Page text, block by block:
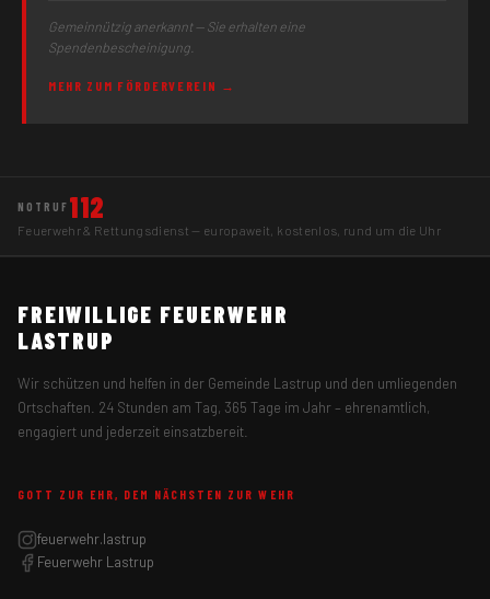
Gemeinnützig anerkannt — Sie erhalten eine
Spendenbescheinigung.
MEHR ZUM FÖRDERVEREIN →
NOTRUF 112
Feuerwehr & Rettungsdienst — europaweit, kostenlos, rund um die Uhr
FREIWILLIGE FEUERWEHR
LASTRUP
Wir schützen und helfen in der Gemeinde Lastrup und den umliegenden
Ortschaften. 24 Stunden am Tag, 365 Tage im Jahr – ehrenamtlich,
engagiert und jederzeit einsatzbereit.
GOTT ZUR EHR, DEM NÄCHSTEN ZUR WEHR
feuerwehr.lastrup
Feuerwehr Lastrup